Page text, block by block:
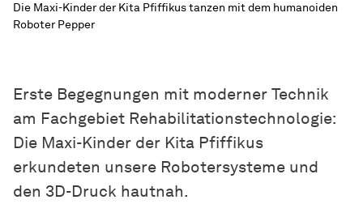
Die Maxi-Kinder der Kita Pfiffikus tanzen mit dem humanoiden
Roboter Pepper
Erste Begegnungen mit moderner Technik
am Fachgebiet Rehabilitationstechnologie:
Die Maxi-Kinder der Kita Pfiffikus
erkundeten unsere Robotersysteme und
den 3D-Druck hautnah.